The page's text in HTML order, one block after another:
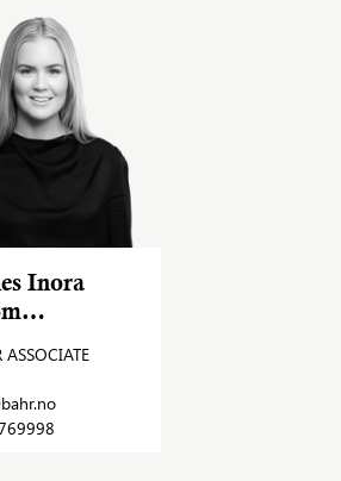
Inora
ASSOCIATE